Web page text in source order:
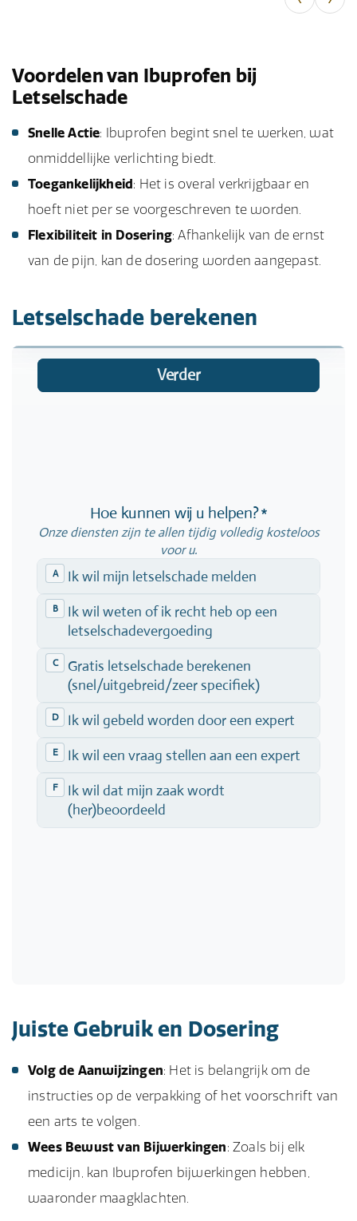
Voordelen van Ibuprofen bij
Letselschade
Snelle Actie: Ibuprofen begint snel te werken, wat
onmiddellijke verlichting biedt.
Toegankelijkheid: Het is overal verkrijgbaar en
hoeft niet per se voorgeschreven te worden.
Flexibiliteit in Dosering: Afhankelijk van de ernst
van de pijn, kan de dosering worden aangepast.
Letselschade berekenen
Juiste Gebruik en Dosering
Volg de Aanwijzingen: Het is belangrijk om de
instructies op de verpakking of het voorschrift van
een arts te volgen.
Wees Bewust van Bijwerkingen: Zoals bij elk
medicijn, kan Ibuprofen bijwerkingen hebben,
waaronder maagklachten.